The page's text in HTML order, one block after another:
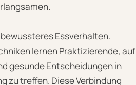
Essverhalten.
lernen Praktizierende, auf
gesunde Entscheidungen in
zu treffen. Diese Verbindung